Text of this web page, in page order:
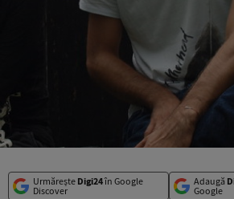
Urmărește Digi24în Google
Discover
Adaugă
Google